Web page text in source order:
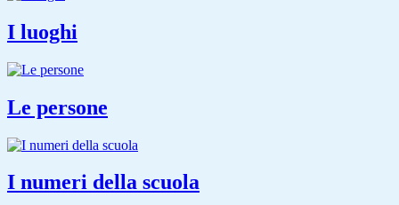
I luoghi
Le persone
I numeri della scuola